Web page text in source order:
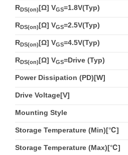
RDS(on)[Ω] VGS=1.8V(Typ)
RDS(on)[Ω] VGS=2.5V(Typ)
RDS(on)[Ω] VGS=4.5V(Typ)
RDS(on)[Ω] VGS=Drive (Typ)
Power Dissipation (PD)[W]
Drive Voltage[V]
Mounting Style
Storage Temperature (Min)[℃]
Storage Temperature (Max)[℃]